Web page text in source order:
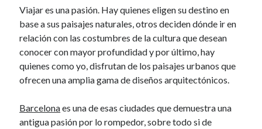
Más que swing en Swim Out Costa Brava - anapiccolaonOne, two,
three: Swim Out Costa Brava
¡Un repaso a lo mejorcito de 2017 juntos!... Hasta Aragón TV
mejor del 2017. Vol I.
El Camino de SwingTiago - anapiccolaon¡Bienvenido 2017!
Camino de Swingtiago ’19
Viajar es una pasión. Hay quienes eligen su destino en
base a sus paisajes naturales, otros deciden dónde ir en
relación con las costumbres de la cultura que desean
conocer con mayor profundidad y por último, hay
quienes como yo, disfrutan de los paisajes urbanos que
ofrecen una amplia gama de diseños arquitectónicos.
Barcelonaes una de esas ciudades que demuestra una
antigua pasión por lo rompedor, sobre todo si de